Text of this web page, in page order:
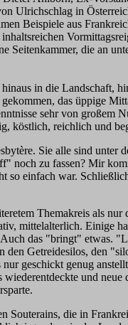
Ulrichschlag in
Beispiele aus
Seitenkammer, die an
in die Landschaft,
das üppige
sehr von großem
köstlich, reichlich und
Sie alle sind
noch zu fassen? Mir
so einfach war.
Themakreis als
mittelalterlich. Einige
das "bringt" etwas.
Getreidesilos, den
geschickt genug
und
Souterains, die in